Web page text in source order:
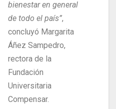
bienestar en general
de todo el país”,
concluyó Margarita
Áñez Sampedro,
rectora de la
Fundación
Universitaria
Compensar.